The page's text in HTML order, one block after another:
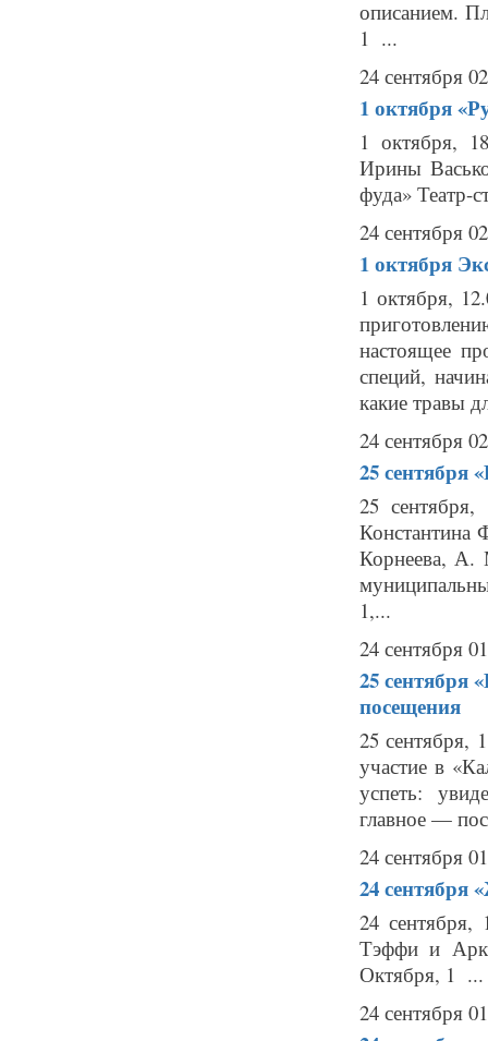
описанием.
1 ...
24 сентября
1 октября
1 октября,
Ирины
фуда» Театр-
24 сентября
1 октября
1 октября,
настоящее
специй,
какие травы
24 сентября
25 сентября
25
Корнеева, А.
1,...
24 сентября
25 сентября
посещения
25 сентября,
участие в
успеть:
главное —
24 сентября
24 сентября
24 сентября,
Тэффи и
Октября, 1 ...
24 сентября